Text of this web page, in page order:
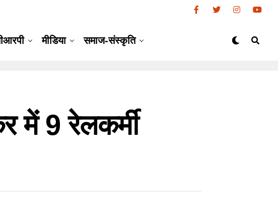
मीडिया समाज-संस्कृति
में 9 रेलकर्मी